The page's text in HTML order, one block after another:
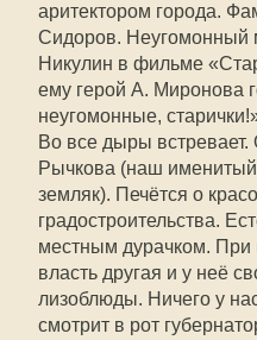
аритектором города.
Сидоров. Неугомонный
Никулин в фильме
ему герой А. Миронова
неугомонные,
Во все дыры встревает.
Рычкова (наш
земляк). Печётся о
градостроительства.
местным дурачком. При
власть другая и у неё
лизоблюды. Ничего у
смотрит в рот